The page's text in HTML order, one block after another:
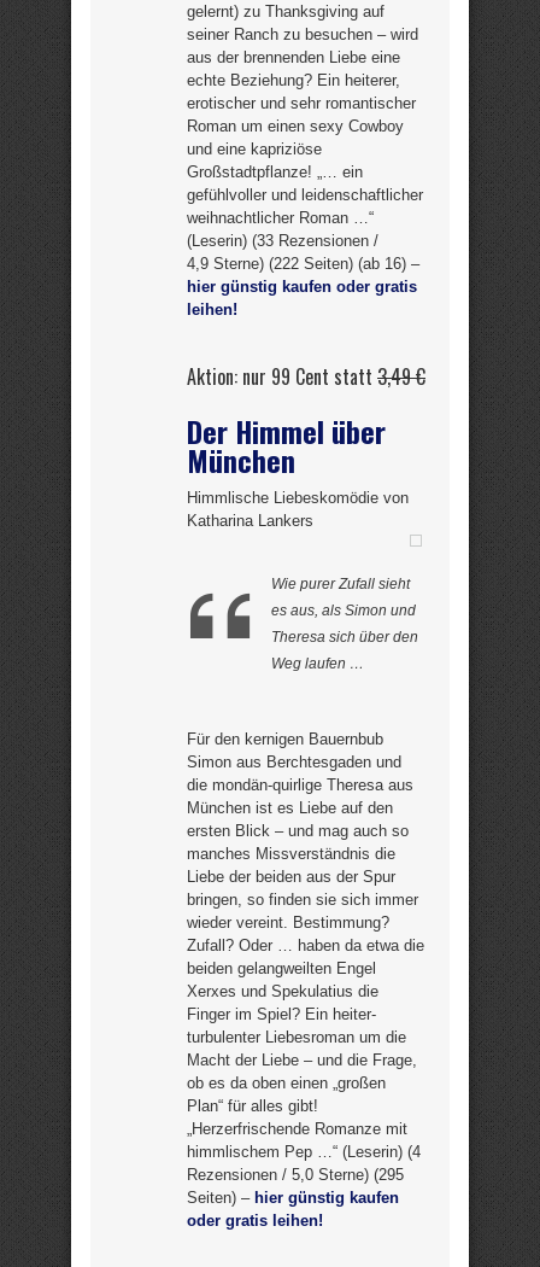
gelernt) zu Thanksgiving auf
seiner Ranch zu besuchen – wird
aus der brennenden Liebe eine
echte Beziehung? Ein heiterer,
erotischer und sehr romantischer
Roman um einen sexy Cowboy
und eine kapriziöse
Großstadtpflanze! „… ein
gefühlvoller und leidenschaftlicher
weihnachtlicher Roman …“
(Leserin) (33 Rezensionen /
4,9 Sterne) (222 Seiten) (ab 16) –
hier günstig kaufen oder gratis
leihen!
Aktion: nur 99 Cent statt 3,49 €
Der Himmel über
München
Himmlische Liebeskomödie von
Katharina Lankers
Wie purer Zufall sieht
es aus, als Simon und
Theresa sich über den
Weg laufen …
Für den kernigen Bauernbub
Simon aus Berchtesgaden und
die mondän-quirlige Theresa aus
München ist es Liebe auf den
ersten Blick – und mag auch so
manches Missverständnis die
Liebe der beiden aus der Spur
bringen, so finden sie sich immer
wieder vereint. Bestimmung?
Zufall? Oder … haben da etwa die
beiden gelangweilten Engel
Xerxes und Spekulatius die
Finger im Spiel? Ein heiter-
turbulenter Liebesroman um die
Macht der Liebe – und die Frage,
ob es da oben einen „großen
Plan“ für alles gibt!
„Herzerfrischende Romanze mit
himmlischem Pep …“ (Leserin) (4
Rezensionen / 5,0 Sterne) (295
Seiten) – hier günstig kaufen
oder gratis leihen!